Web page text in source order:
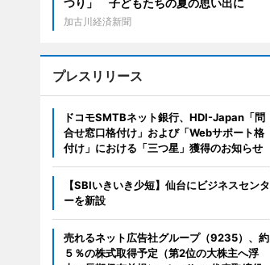
つり」 子どもたちの夏の思い出に
加古川経済新聞
プレスリリース
ドコモSMTBネット銀行、HDI-Japan「問
合せ窓口格付け」および「Webサポート格
付け」における「三つ星」獲得のお知らせ
【SBIいきいき少短】仙台にビジネスセンタ
ーを新設
売れるネット広告社グループ（9235）、約
５％の株式取得予定（第2位の大株主へ浮